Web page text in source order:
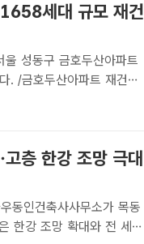
세대 규모 재건
. /금호두산아파트 재건축
의 금호두산아파트가 최
층 한강 조망 극대
한강 조망 확대와 전 세대